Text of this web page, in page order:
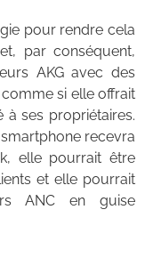
pour rendre cela
par conséquent,
AKG avec des
si elle offrait
à ses propriétaires.
recevra
elle pourrait être
et elle pourrait
ANC en guise